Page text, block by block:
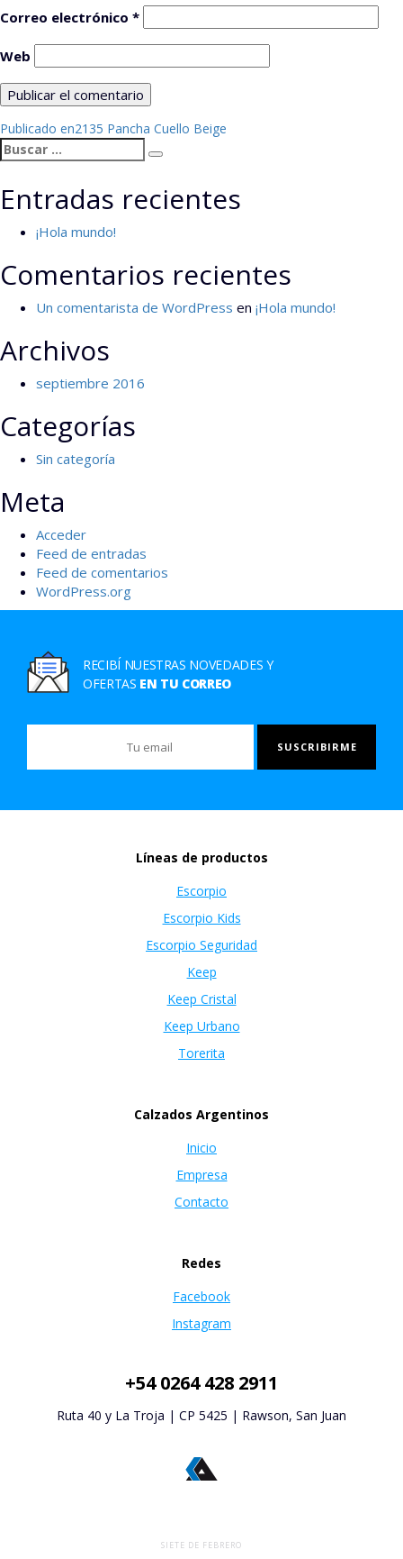
Correo electrónico *
Web
Navegación
de
entradas
Publicado en2135 Pancha Cuello Beige
Buscar
por:
Buscar
Entradas recientes
¡Hola mundo!
Comentarios recientes
Un comentarista de WordPress en ¡Hola mundo!
Archivos
septiembre 2016
Categorías
Sin categoría
Meta
Acceder
Feed de entradas
Feed de comentarios
WordPress.org
RECIBÍ NUESTRAS NOVEDADES Y
OFERTAS EN TU CORREO
Líneas de productos
Escorpio
Escorpio Kids
Escorpio Seguridad
Keep
Keep Cristal
Keep Urbano
Torerita
Calzados Argentinos
Inicio
Empresa
Contacto
Redes
Facebook
Instagram
+54 0264 428 2911
Ruta 40 y La Troja | CP 5425 | Rawson, San Juan
SIETE DE FEBRERO